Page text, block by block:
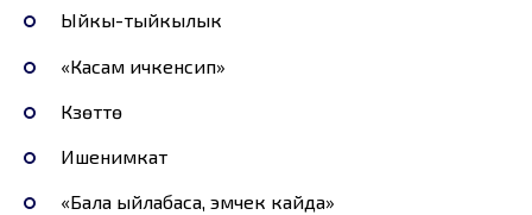
Ыйкы-тыйкылык
«Касам ичкенсип»
Күзөттө
Ишенимкат
«Бала ыйлабаса, эмчек кайда»